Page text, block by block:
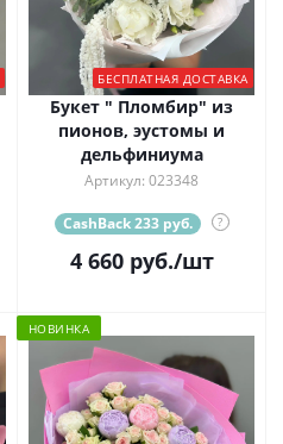
БЕСПЛАТНАЯ ДОСТАВКА
Букет " Пломбир" из
пионов, эустомы и
дельфиниума
Артикул: 023348
CashBack 233 руб. ?
4 660руб./шт
НОВИНКА